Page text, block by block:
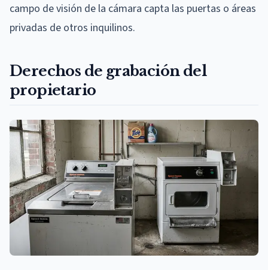
campo de visión de la cámara capta las puertas o áreas
privadas de otros inquilinos.
Derechos de grabación del
propietario